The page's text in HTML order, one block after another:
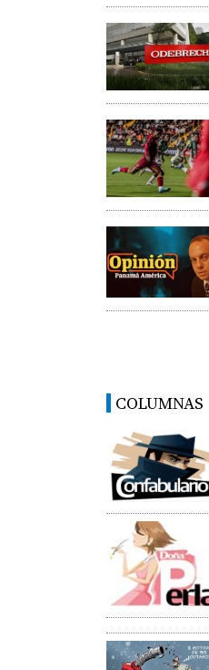
COLUMNAS